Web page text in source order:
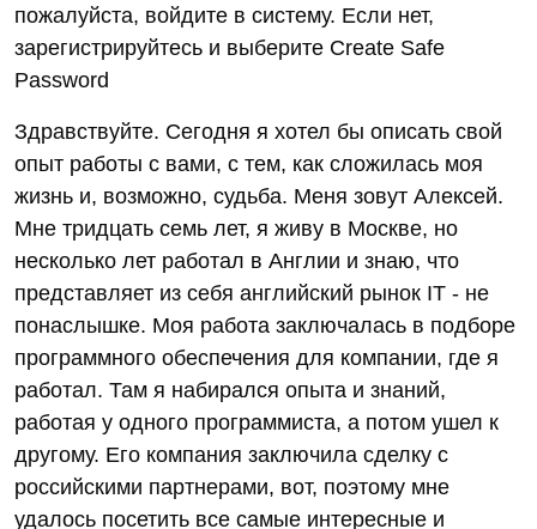
пожалуйста, войдите в систему. Если нет,
зарегистрируйтесь и выберите Create Safe
Password
Здравствуйте. Сегодня я хотел бы описать свой
опыт работы с вами, с тем, как сложилась моя
жизнь и, возможно, судьба. Меня зовут Алексей.
Мне тридцать семь лет, я живу в Москве, но
несколько лет работал в Англии и знаю, что
представляет из себя английский рынок IT - не
понаслышке. Моя работа заключалась в подборе
программного обеспечения для компании, где я
работал. Там я набирался опыта и знаний,
работая у одного программиста, а потом ушел к
другому. Его компания заключила сделку с
российскими партнерами, вот, поэтому мне
удалось посетить все самые интересные и